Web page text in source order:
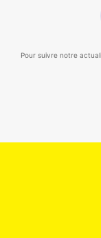
Pour suivre notre